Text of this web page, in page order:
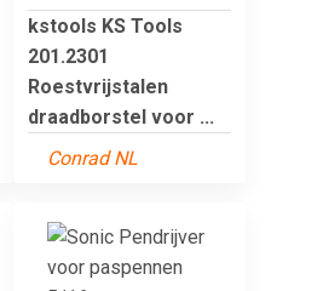
kstools KS Tools
201.2301
Roestvrijstalen
draadborstel voor ...
Conrad NL